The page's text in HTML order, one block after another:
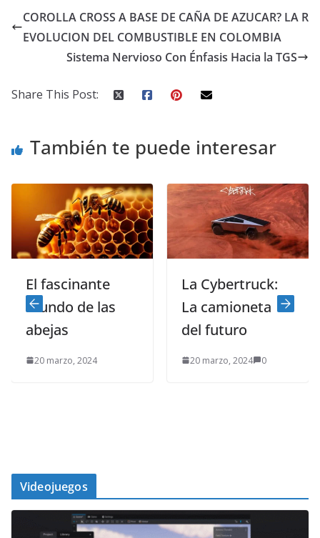
COROLLA CROSS A BASE DE CAÑA DE AZUCAR? LA R
EVOLUCION DEL COMBUSTIBLE EN COLOMBIA
Sistema Nervioso Con Énfasis Hacia la TGS
Share This Post:
También te puede interesar
fascinante
de las
20 marzo, 2024
La Cybertruck:
La camioneta
del futuro
20 marzo, 2024 0
Videojuegos